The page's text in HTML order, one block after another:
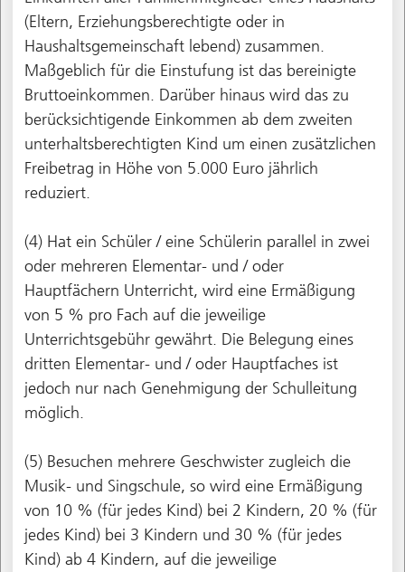
(Eltern, Erziehungsberechtigte oder in
Haushaltsgemeinschaft lebend) zusammen.
Maßgeblich für die Einstufung ist das bereinigte
Bruttoeinkommen. Darüber hinaus wird das zu
berücksichtigende Einkommen ab dem zweiten
unterhaltsberechtigten Kind um einen zusätzlichen
Freibetrag in Höhe von 5.000 Euro jährlich
reduziert.
(4) Hat ein Schüler / eine Schülerin parallel in zwei
oder mehreren Elementar- und / oder
Hauptfächern Unterricht, wird eine Ermäßigung
von 5 % pro Fach auf die jeweilige
Unterrichtsgebühr gewährt. Die Belegung eines
dritten Elementar- und / oder Hauptfaches ist
jedoch nur nach Genehmigung der Schulleitung
möglich.
(5) Besuchen mehrere Geschwister zugleich die
Musik- und Singschule, so wird eine Ermäßigung
von 10 % (für jedes Kind) bei 2 Kindern, 20 % (für
jedes Kind) bei 3 Kindern und 30 % (für jedes
Kind) ab 4 Kindern, auf die jeweilige